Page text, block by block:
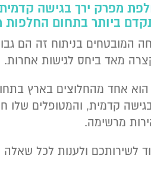
מפרק ירך בגישה
ביותר בתחום החלפות
המובטחים בניתוח זה הם
מאד ביחס לגישות אחרות.
הוא אחד מהחלוצים בארץ
קדמית, והמטופלים שלו
מרשימה.
לשירותכם ולענות לכל שאלה